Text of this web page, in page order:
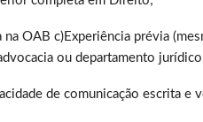
na OAB c)Experiência prévia
ou departamento jurídico
de comunicação escrita e